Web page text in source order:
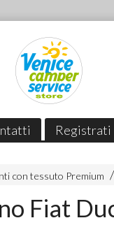
Registrati
con tessuto Premium
Fiat